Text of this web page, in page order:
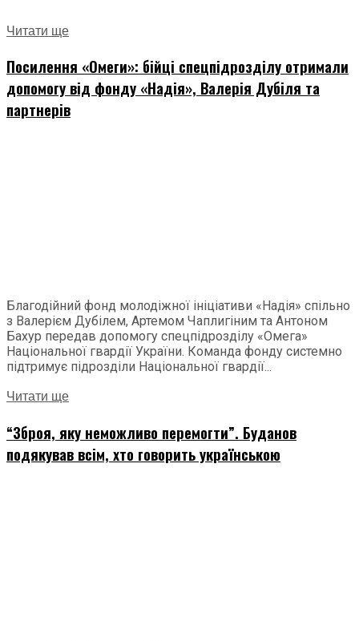
Читати ще
Посилення «Омеги»: бійці спецпідрозділу отримали
допомогу від фонду «Надія», Валерія Дубіля та
партнерів
Благодійний фонд молодіжної ініціативи «Надія» спільно
з Валерієм Дубілем, Артемом Чаплигіним та Антоном
Бахур передав допомогу спецпідрозділу «Омега»
Національної гвардії України. Команда фонду системно
підтримує підрозділи Національної гвардії...
Читати ще
“Зброя, яку неможливо перемогти”. Буданов
подякував всім, хто говорить українською